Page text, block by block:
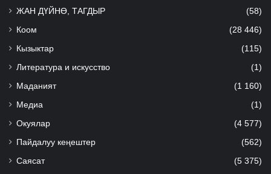
ЖАН ДҮЙНӨ, ТАГДЫР (58)
Коом (28 446)
Кызыктар (115)
Литература и искусство (1)
Маданият (1 160)
Медиа (1)
Окуялар (4 577)
Пайдалуу кеңештер (562)
Саясат (5 375)